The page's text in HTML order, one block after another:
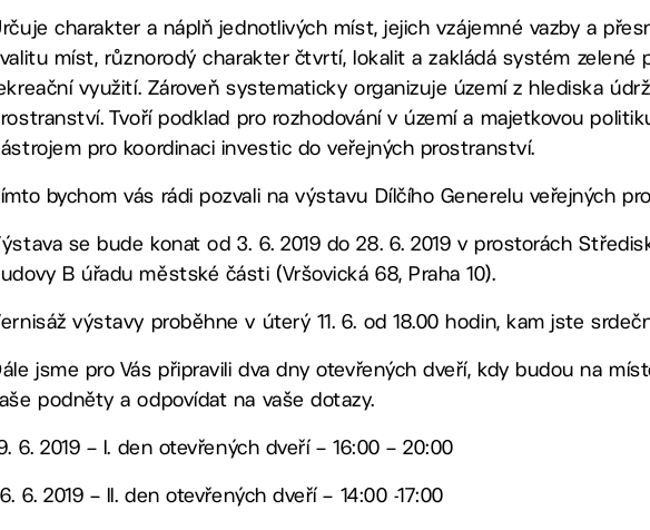
charakter a náplň jednotlivých míst, jejich vzájemné vazby a
míst, různorodý charakter čtvrtí, lokalit a zakládá systém zelené
využití. Zároveň systematicky organizuje území z hlediska
Tvoří podklad pro rozhodování v území a majetkovou
pro koordinaci investic do veřejných prostranství.
bychom vás rádi pozvali na výstavu Dílčího Generelu veřejných
se bude konat od 3. 6. 2019 do 28. 6. 2019 v prostorách
B úřadu městské části (Vršovická 68, Praha 10).
výstavy proběhne v úterý 11. 6. od 18.00 hodin, kam jste
jsme pro Vás připravili dva dny otevřených dveří, kdy budou na
podněty a odpovídat na vaše dotazy.
6. 2019 – I. den otevřených dveří – 16:00 – 20:00
6. 2019 – II. den otevřených dveří – 14:00 -17:00